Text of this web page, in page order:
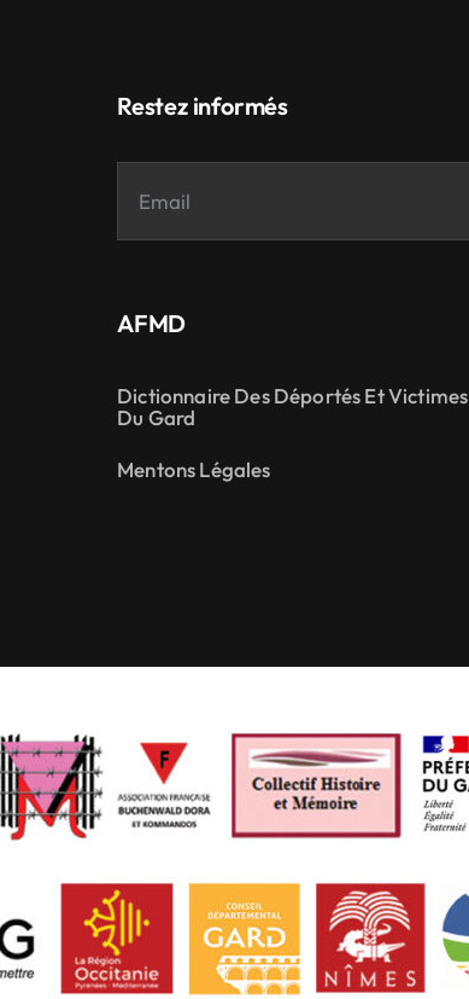
Restez informés
AFMD
Dictionnaire Des Déportés Et Victimes
Du Gard
Mentons Légales